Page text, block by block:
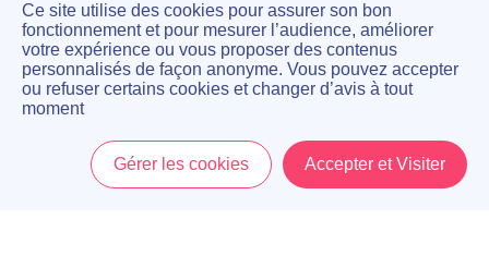
Ce site utilise des cookies pour assurer son bon
fonctionnement et pour mesurer l’audience, améliorer
votre expérience ou vous proposer des contenus
personnalisés de façon anonyme. Vous pouvez accepter
ou refuser certains cookies et changer d’avis à tout
moment
Gérer les cookies Accepter et Visiter
Menu Mon Compte Panier